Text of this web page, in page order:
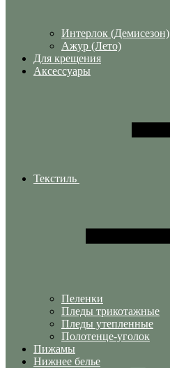
Интерлок (Демисезон)
Ажур (Лето)
Для крещения
Аксессуары
Текстиль
Пеленки
Пледы трикотажные
Пледы утепленные
Полотенце-уголок
Пижамы
Нижнее белье